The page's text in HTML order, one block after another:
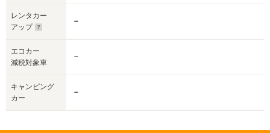
レンタカー
アップ
－
エコカー
減税対象車
－
キャンピング
カー
－